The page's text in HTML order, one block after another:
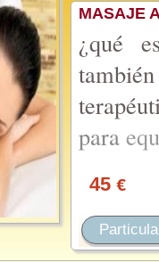
MASAJE
¿qué
para
45 €